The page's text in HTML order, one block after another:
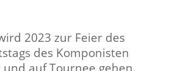
2023 zur Feier des
des Komponisten
auf Tournee gehen.